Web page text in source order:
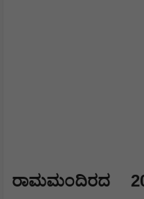
ರಾಮಮಂದಿರದ